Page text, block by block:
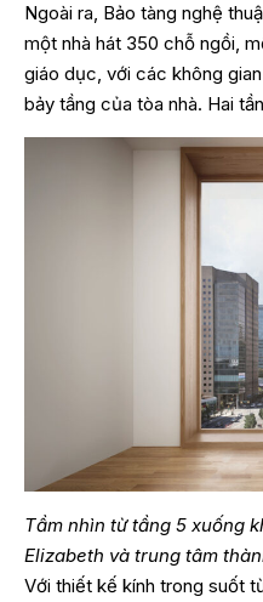
Ngoài ra, Bảo tàng nghệ
một nhà hát 350 chỗ ngồi,
giáo dục, với các không
bảy tầng của tòa nhà. Hai
Tầm nhìn từ tầng 5 xuống
Elizabeth và trung tâm
Với thiết kế kính trong suốt